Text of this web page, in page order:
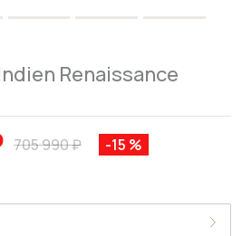
Renaissance
705 990 ₽ -15 %